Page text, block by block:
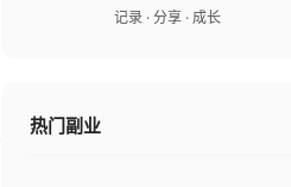
记录 · 分享 · 成长
热门副业